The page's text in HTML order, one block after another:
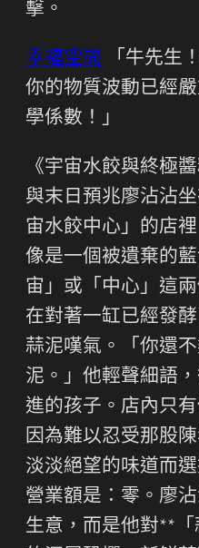
擊。
幸福空間 「牛先生
你的物質波動已經
學係數！」
《宇宙水餃與終極
與末日預兆廖沾沾
宙水餃中心」的店
像是一個被遺棄的
宙」或「中心」這
在對著一缸已經發
蒜泥嘆氣。「你還
泥。」他輕聲細語
進的孩子。店內只
因為難以忍受那股
淡淡絕望的味道而
營業額是：零。廖
生意，而是他對**